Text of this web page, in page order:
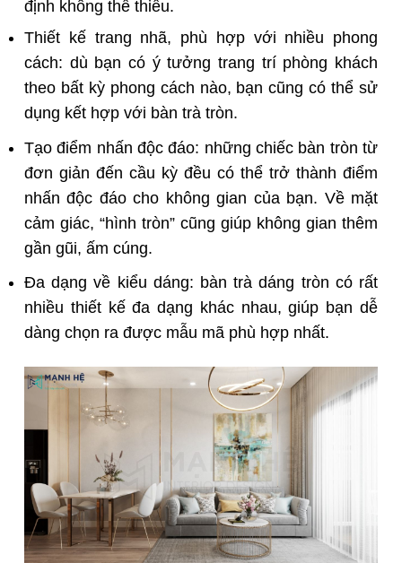
định không thế thiếu.
Thiết kế trang nhã, phù hợp với nhiều phong
cách: dù bạn có ý tưởng trang trí phòng khách
theo bất kỳ phong cách nào, bạn cũng có thể sử
dụng kết hợp với bàn trà tròn.
Tạo điểm nhấn độc đáo: những chiếc bàn tròn từ
đơn giản đến cầu kỳ đều có thể trở thành điểm
nhấn độc đáo cho không gian của bạn. Về mặt
cảm giác, “hình tròn” cũng giúp không gian thêm
gần gũi, ấm cúng.
Đa dạng về kiểu dáng: bàn trà dáng tròn có rất
nhiều thiết kế đa dạng khác nhau, giúp bạn dễ
dàng chọn ra được mẫu mã phù hợp nhất.